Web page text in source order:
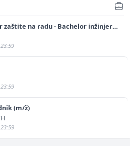
zaštite na radu - Bachelor inžinjer
ž)
(m/ž)